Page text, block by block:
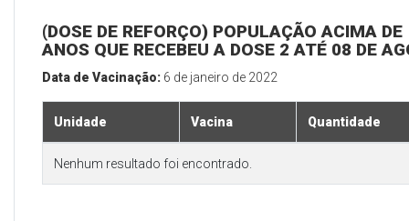
(DOSE DE REFORÇO) POPULAÇÃO ACIMA DE
ANOS QUE RECEBEU A DOSE 2 ATÉ 08 DE
Data de Vacinação: 6 de janeiro de 2022
Unidade Vacina Quantidade
Nenhum resultado foi encontrado.